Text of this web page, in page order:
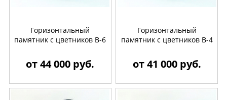
Горизонтальный
памятник с цветников B-6
от 44 000 руб.
Горизонтальный
памятник с цветников B-4
от 41 000 руб.